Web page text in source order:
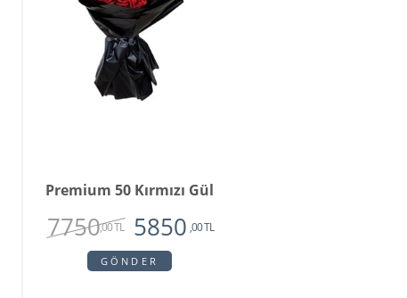
Premium 50 Kırmızı Gül
7750,00 TL 5850 ,00 TL
GÖNDER